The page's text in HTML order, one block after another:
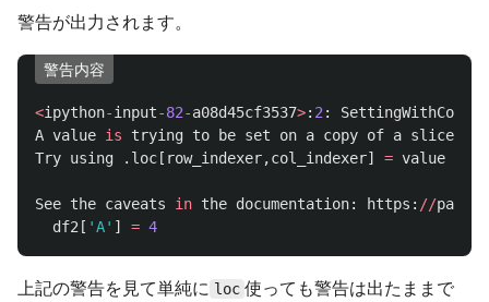
警告が出力されます。
警告内容
<ipython-input-82-a08d45cf3537>: 2:
A value is trying to be set on a copy of a slice
Try using . loc [ row_indexer,col_indexer] = value
See the caveats in the documentation: https : //pandas
df2 [ 'A' ] = 4
上記の警告を見て単純に loc 使っても警告は出たままで